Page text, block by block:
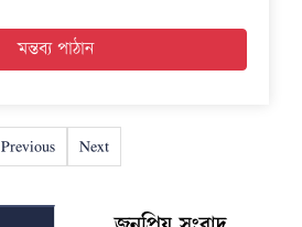
Previous Next